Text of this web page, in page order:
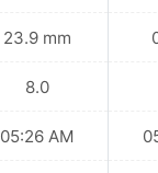
23.9 mm
8.0
05:26 AM